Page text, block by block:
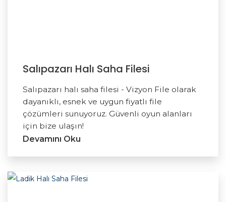
Salıpazarı Halı Saha Filesi
Salıpazarı halı saha filesi - Vizyon File olarak
dayanıklı, esnek ve uygun fiyatlı file
çözümleri sunuyoruz. Güvenli oyun alanları
için bize ulaşın!
Devamını Oku